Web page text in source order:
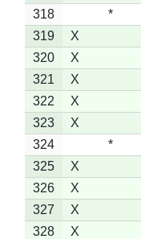
318
*
319
X
320
X
321
X
322
X
323
X
324
*
325
X
326
X
327
X
328
X